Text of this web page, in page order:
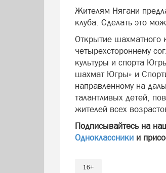
Жителям Нягани
клуба. Сделать это
Открытие шахматного
четырехстороннему
культуры и спорта
шахмат Югры» и
направленному на
талантливых детей,
жителей всех
Подписывайтесь на
Одноклассники и
16+